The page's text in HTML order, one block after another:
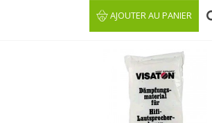
AJOUTER AU PANIER